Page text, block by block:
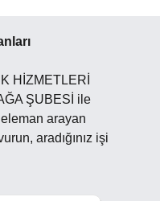
HİZMETLERİ
ŞUBESİ ile
arayan
aradığınız işi